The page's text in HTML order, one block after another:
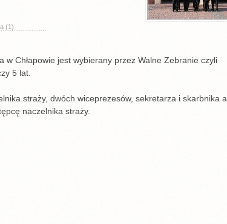
(1)
Chłapowie jest wybierany przez Walne Zebranie czyli
5 lat.
straży, dwóch wiceprezesów, sekretarza i skarbnika a
naczelnika straży.